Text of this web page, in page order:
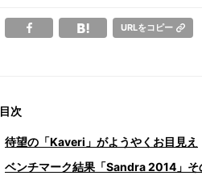
URLをコピー
目次
待望の「Kaveri」がようやくお目見え
ベンチマーク結果「Sandra 2014」そ